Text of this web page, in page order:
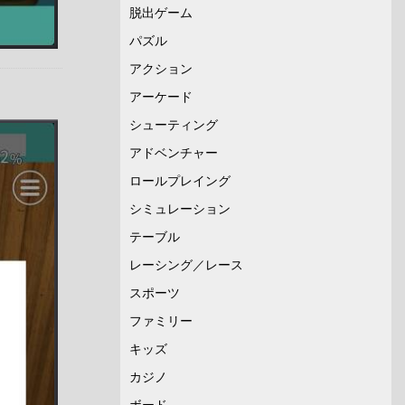
脱出ゲーム
パズル
アクション
アーケード
シューティング
アドベンチャー
ロールプレイング
シミュレーション
テーブル
レーシング／レース
スポーツ
ファミリー
キッズ
カジノ